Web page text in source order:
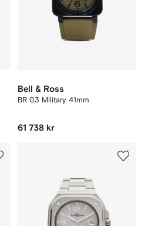
Bell & Ross
BR 03 Military 41mm
61 738 kr